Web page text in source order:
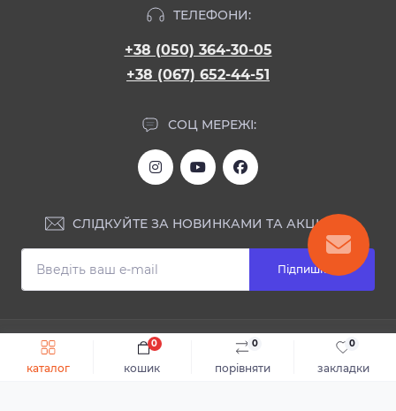
каталог порівняти
0
закладки
0
кошик
0
Швидке замовлення До кошика
ТЕЛЕФОНИ:
+38 (050) 364-30-05
+38 (067) 652-44-51
СОЦ МЕРЕЖІ:
СЛІДКУЙТЕ ЗА НОВИНКАМИ ТА АКЦІЯМИ:
Підпишіться
ІНФОРМАЦІЯ